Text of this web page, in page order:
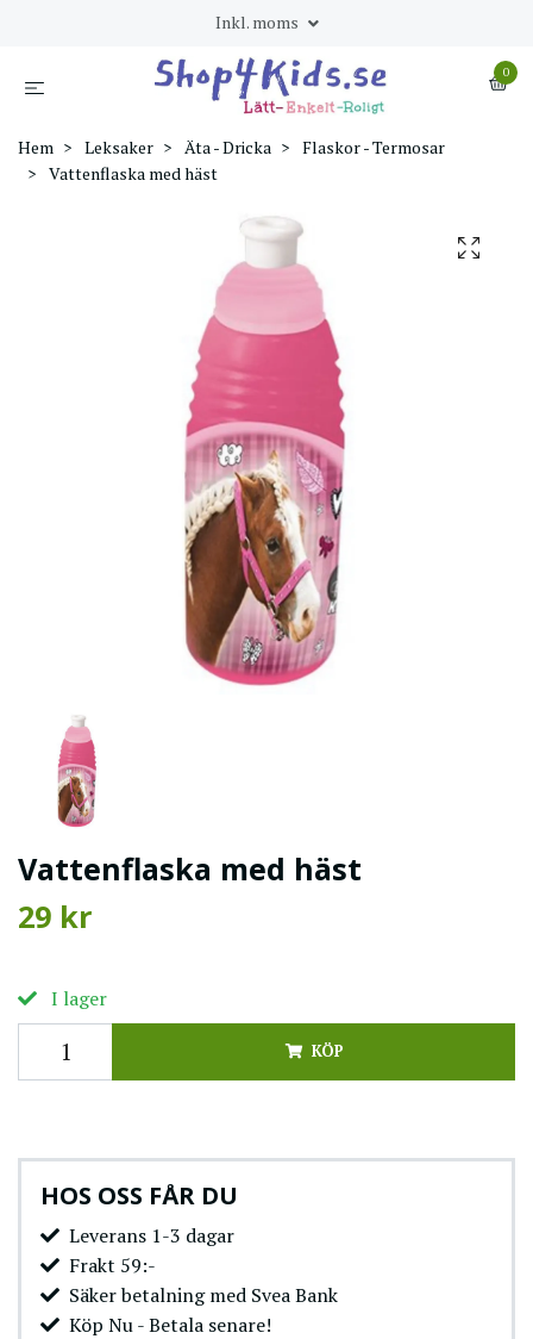
Inkl. moms
0
Hem Leksaker Äta - Dricka
Flaskor - Termosar
Vattenflaska med häst
Vattenflaska med häst
29 kr
I lager
KÖP
HOS OSS FÅR DU
Leverans 1-3 dagar
Frakt 59:-
Säker betalning med Svea Bank
Köp Nu - Betala senare!